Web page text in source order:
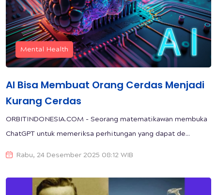
Mental Health
AI Bisa Membuat Orang Cerdas Menjadi
Kurang Cerdas
ORBITINDONESIA.COM - Seorang matematikawan membuka
ChatGPT untuk memeriksa perhitungan yang dapat de...
Rabu, 24 Desember 2025 08:12 WIB